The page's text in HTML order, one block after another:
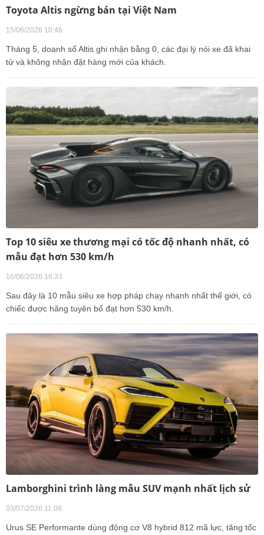
Toyota Altis ngừng bán tại Việt Nam
15/06/2026 10:46
Tháng 5, doanh số Altis ghi nhận bằng 0, các đại lý nói xe đã khai
tử và không nhận đặt hàng mới của khách.
Top 10 siêu xe thương mại có tốc độ nhanh nhất, có
mẫu đạt hơn 530 km/h
16/06/2026 16:33
Sau đây là 10 mẫu siêu xe hợp pháp chạy nhanh nhất thế giới, có
chiếc được hãng tuyên bố đạt hơn 530 km/h.
Lamborghini trình làng mẫu SUV mạnh nhất lịch sử
03/07/2026 11:08
Urus SE Performante dùng động cơ V8 hybrid 812 mã lực, tăng tốc